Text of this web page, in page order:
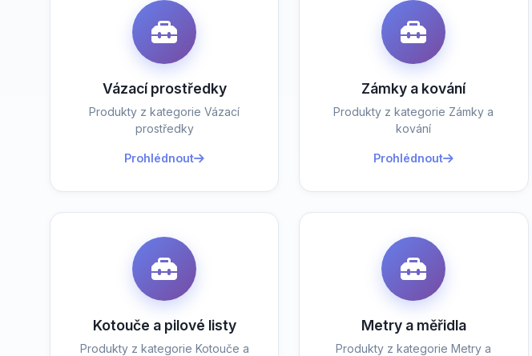
Vázací prostředky
Produkty z kategorie Vázací
prostředky
Prohlédnout
Zámky a kování
Produkty z kategorie Zámky a
kování
Prohlédnout
Kotouče a pilové listy
Produkty z kategorie Kotouče a
Metry a měřidla
Produkty z kategorie Metry a